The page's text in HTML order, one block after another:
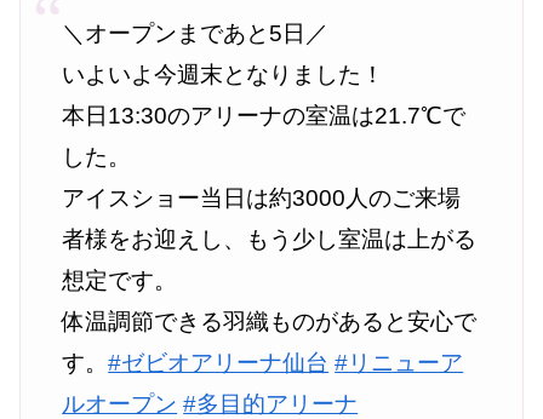
＼オープンまであと5日／
いよいよ今週末となりました！
本日13:30のアリーナの室温は21.7℃で
した。
アイスショー当日は約3000人のご来場
者様をお迎えし、もう少し室温は上がる
想定です。
体温調節できる羽織ものがあると安心で
す。#ゼビオアリーナ仙台 #リニューア
ルオープン #多目的アリーナ